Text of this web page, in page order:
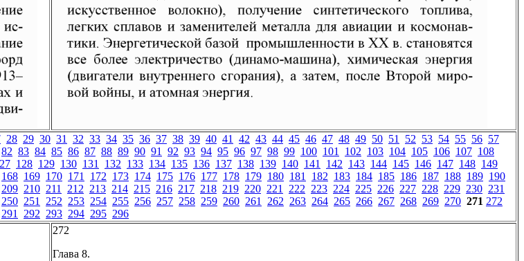
28 29 30 31 32 33 34 35 36 37 38 39 40 41 42 43 44 45 46 47 48 49 50 51 52 53 54 55 56 57
82 83 84 85 86 87 88 89 90 91 92 93 94 95 96 97 98 99 100 101 102 103 104 105 106 107 108
128 129 130 131 132 133 134 135 136 137 138 139 140 141 142 143 144 145 146 147 148 149
168 169 170 171 172 173 174 175 176 177 178 179 180 181 182 183 184 185 186 187 188 189 190
209 210 211 212 213 214 215 216 217 218 219 220 221 222 223 224 225 226 227 228 229 230 231
250 251 252 253 254 255 256 257 258 259 260 261 262 263 264 265 266 267 268 269 270 271 272
291 292 293 294 295 296
272
Глава 8.